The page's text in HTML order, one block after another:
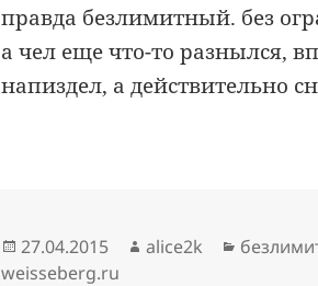
правда безлимитный. без
а чел еще что-то разнылся,
напиздел, а действительно
Опубликовано
27.04.2015 Автор
alice2k Рубрики
weisseberg.ru